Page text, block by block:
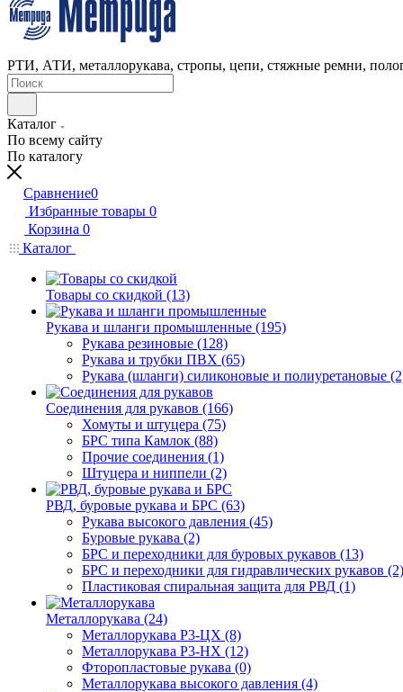
РТИ, АТИ, металлорукава, стропы, цепи, стяжные ремни,
Каталог
По всему сайту
По каталогу
Сравнение0
Избранные товары 0
Корзина 0
Каталог
Товары со скидкой (13)
Рукава и шланги промышленные (195)
Рукава резиновые (128)
Рукава и трубки ПВХ (65)
Рукава (шланги) силиконовые и полиуретановые
Соединения для рукавов (166)
Хомуты и штуцера (75)
БРС типа Камлок (88)
Прочие соединения (1)
Штуцера и ниппели (2)
РВД, буровые рукава и БРС (63)
Рукава высокого давления (45)
Буровые рукава (2)
БРС и переходники для буровых рукавов (13)
БРС и переходники для гидравлических рукавов (2)
Пластиковая спиральная защита для РВД (1)
Металлорукава (24)
Металлорукава Р3-ЦХ (8)
Металлорукава Р3-НХ (12)
Фторопластовые рукава (0)
Металлорукава высокого давления (4)